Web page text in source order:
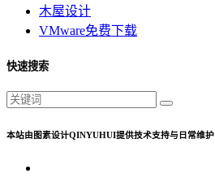
木屋设计
VMware免费下载
快速搜索
本站由图素设计QINYUHUI提供技术支持与日常维护